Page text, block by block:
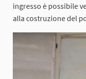
ingresso è possibile
alla costruzione del